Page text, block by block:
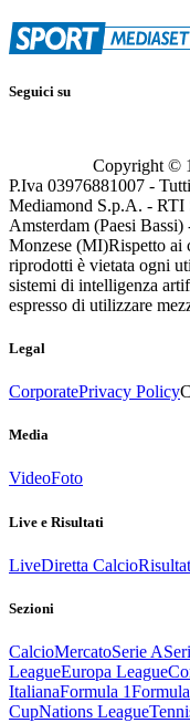
Seguici su
Copyright ©
P.Iva 03976881007 -
Mediamond S.p.A. - RTI
Amsterdam (Paesi
Monzese (MI)Rispetto ai
riprodotti è vietata ogni
sistemi di intelligenza
espresso di utilizzare
Legal
CorporatePrivacy Policy
Media
VideoFoto
Live e Risultati
LiveDiretta Calcio
Sezioni
CalcioMercatoSerie A
LeagueEuropa League
ItalianaFormula 1
CupNations League